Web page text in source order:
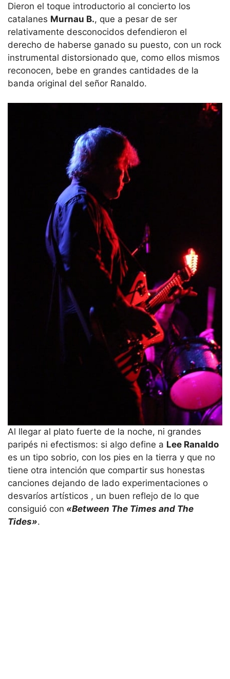
Dieron el toque introductorio al concierto los
catalanes Murnau B., que a pesar de ser
relativamente desconocidos defendieron el
derecho de haberse ganado su puesto, con un rock
instrumental distorsionado que, como ellos mismos
reconocen, bebe en grandes cantidades de la
banda original del señor Ranaldo.
Al llegar al plato fuerte de la noche, ni grandes
paripés ni efectismos: si algo define a Lee Ranaldo
es un tipo sobrio, con los pies en la tierra y que no
tiene otra intención que compartir sus honestas
canciones dejando de lado experimentaciones o
desvaríos artísticos , un buen reflejo de lo que
consiguió con «Between The Times and The
Tides».